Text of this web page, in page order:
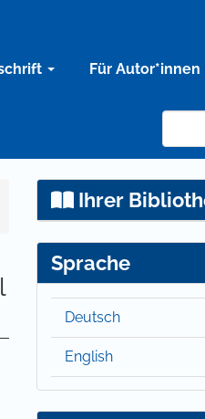
Für Autor*innen
Ihrer
Sprache
Deutsch
English